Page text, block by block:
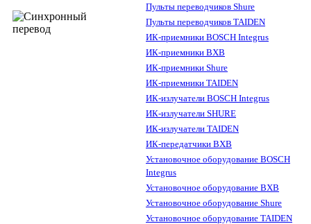
Пульты переводчиков Shure
Пульты переводчиков TAIDEN
ИК-приемники BOSCH Integrus
ИК-приемники BXB
ИК-приемники Shure
ИК-приемники TAIDEN
ИК-излучатели BOSCH Integrus
ИК-излучатели SHURE
ИК-излучатели TAIDEN
ИК-передатчики BXB
Установочное оборудование BOSCH
Integrus
Установочное оборудование BXB
Установочное оборудование Shure
Установочное оборудование TAIDEN